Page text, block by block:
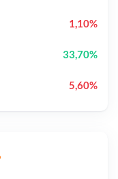
1,10%
33,70%
5,60%